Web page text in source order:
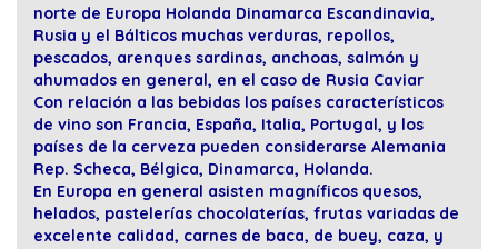
norte de Europa Holanda Dinamarca Escandinavia,
Rusia y el Bálticos muchas verduras, repollos,
pescados, arenques sardinas, anchoas, salmón y
ahumados en general, en el caso de Rusia Caviar
Con relación a las bebidas los países característicos
de vino son Francia, España, Italia, Portugal, y los
países de la cerveza pueden considerarse Alemania
Rep. Scheca, Bélgica, Dinamarca, Holanda.
En Europa en general asisten magníficos quesos,
helados, pastelerías chocolaterías, frutas variadas de
excelente calidad, carnes de baca, de buey, caza, y